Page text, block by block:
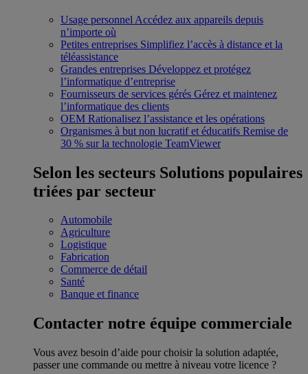
Usage personnel Accédez aux appareils depuis
n’importe où
Petites entreprises Simplifiez l’accès à distance et la
téléassistance
Grandes entreprises Développez et protégez
l’informatique d’entreprise
Fournisseurs de services gérés Gérez et maintenez
l’informatique des clients
OEM Rationalisez l’assistance et les opérations
Organismes à but non lucratif et éducatifs Remise de
30 % sur la technologie TeamViewer
Selon les secteurs Solutions populaires
triées par secteur
Automobile
Agriculture
Logistique
Fabrication
Commerce de détail
Santé
Banque et finance
Contacter notre équipe commerciale
Vous avez besoin d’aide pour choisir la solution adaptée,
passer une commande ou mettre à niveau votre licence ?